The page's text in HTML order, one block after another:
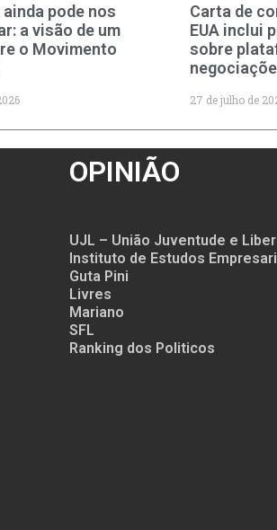
ainda pode nos
a visão de um
o Movimento
Carta de
EUA inclui
sobre
27 de julho de
OPINIÃO
UJL – União Juventude e
Instituto de Estudos
Guta Pini
Livres
Mariano
SFL
Ranking dos Politicos